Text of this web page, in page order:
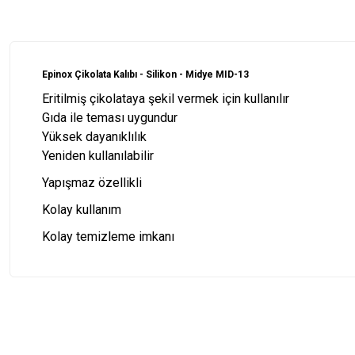
Epinox Çikolata Kalıbı - Silikon - Midye MID-13
Eritilmiş çikolataya şekil vermek için kullanılır
Gıda ile teması uygundur
Yüksek dayanıklılık
Yeniden kullanılabilir
Yapışmaz özellikli
Kolay kullanım
Kolay temizleme imkanı